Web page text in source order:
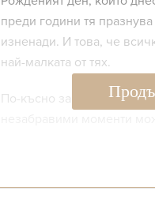
преди години тя
изненади. И това, че
най-малката от тях.
По-късно за Даяна
Даяна дори се разплака
Всички фенове на